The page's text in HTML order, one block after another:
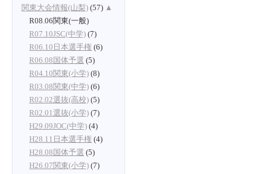
関東大会情報(山梨) (57) ▲
R08.06関東(一般)
R07.10JSC(中学) (7)
R06.10日本選手権 (6)
R06.08国体予選 (5)
R04.10関東(小学) (8)
R03.08関東(中学) (6)
R02.02選抜(高校) (5)
R02.01選抜(小学) (7)
H29.09JOC(中学) (4)
H28.11日本選手権 (4)
H28.08国体予選 (5)
H26.07関東(小学) (7)